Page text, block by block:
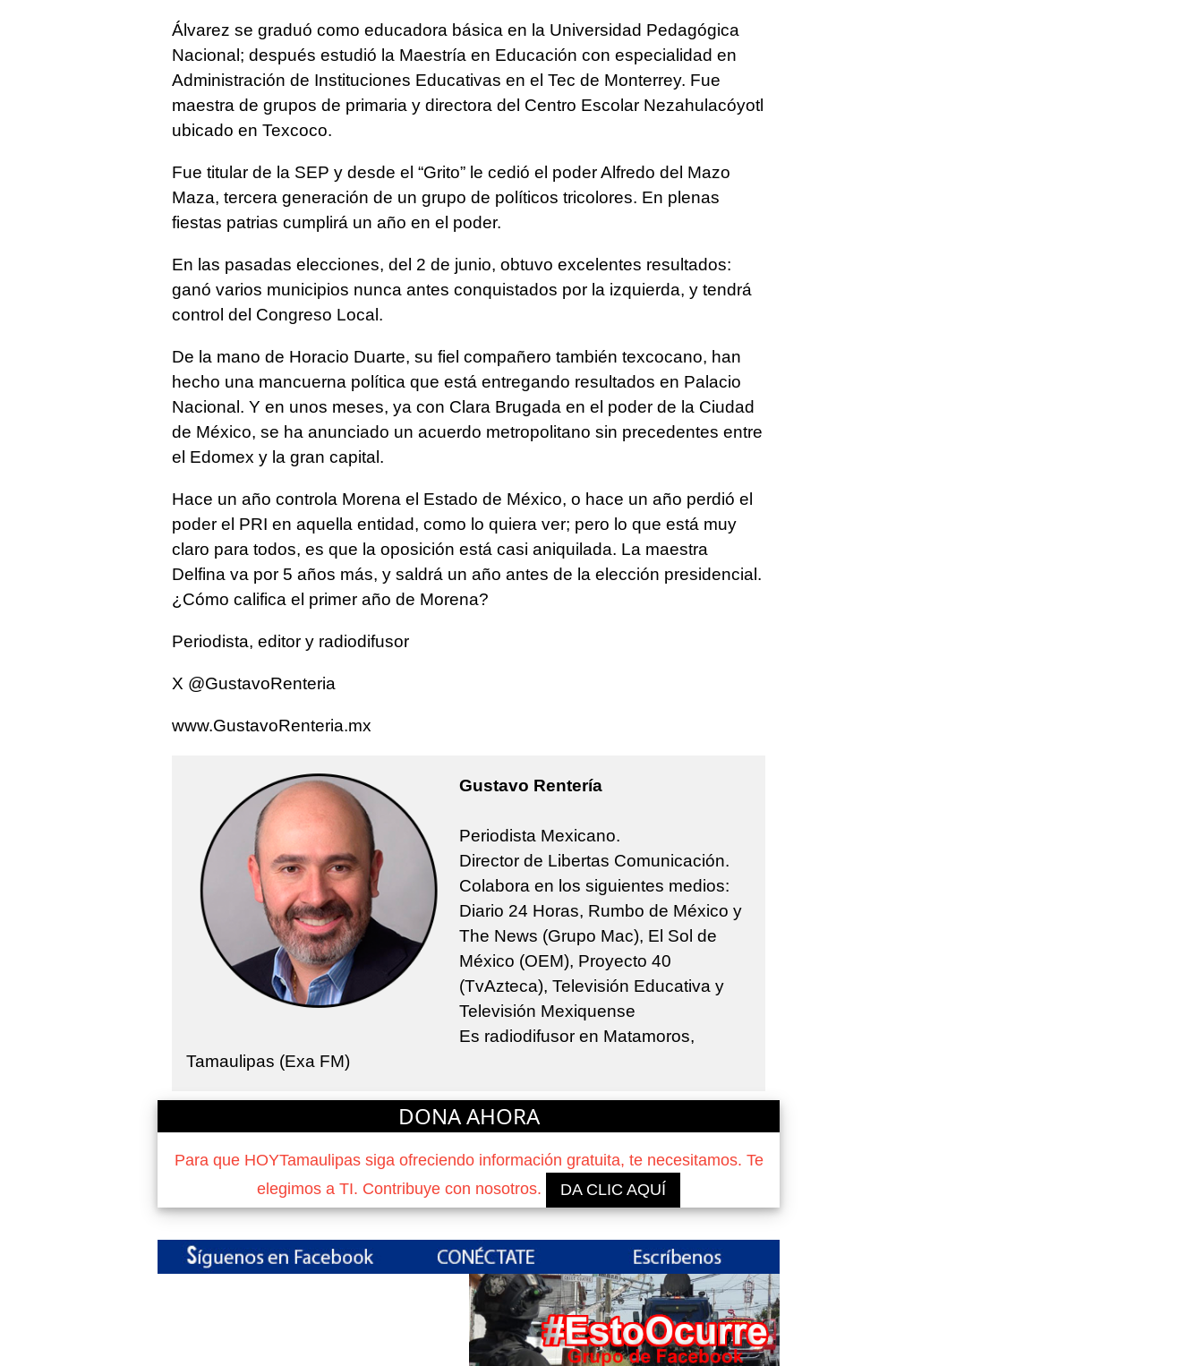
Álvarez se graduó como educadora básica en la Universidad Pedagógica
Nacional; después estudió la Maestría en Educación con especialidad en
Administración de Instituciones Educativas en el Tec de Monterrey. Fue
maestra de grupos de primaria y directora del Centro Escolar Nezahulacóyotl
ubicado en Texcoco.
Fue titular de la SEP y desde el “Grito” le cedió el poder Alfredo del Mazo
Maza, tercera generación de un grupo de políticos tricolores. En plenas
fiestas patrias cumplirá un año en el poder.
En las pasadas elecciones, del 2 de junio, obtuvo excelentes resultados:
ganó varios municipios nunca antes conquistados por la izquierda, y tendrá
control del Congreso Local.
De la mano de Horacio Duarte, su fiel compañero también texcocano, han
hecho una mancuerna política que está entregando resultados en Palacio
Nacional. Y en unos meses, ya con Clara Brugada en el poder de la Ciudad
de México, se ha anunciado un acuerdo metropolitano sin precedentes entre
el Edomex y la gran capital.
Hace un año controla Morena el Estado de México, o hace un año perdió el
poder el PRI en aquella entidad, como lo quiera ver; pero lo que está muy
claro para todos, es que la oposición está casi aniquilada. La maestra
Delfina va por 5 años más, y saldrá un año antes de la elección presidencial.
¿Cómo califica el primer año de Morena?
Periodista, editor y radiodifusor
X @GustavoRenteria
www.GustavoRenteria.mx
Gustavo Rentería
Periodista Mexicano.
Director de Libertas Comunicación.
Colabora en los siguientes medios:
Diario 24 Horas, Rumbo de México y
The News (Grupo Mac), El Sol de
México (OEM), Proyecto 40
(TvAzteca), Televisión Educativa y
Televisión Mexiquense
Es radiodifusor en Matamoros,
Tamaulipas (Exa FM)
DONA AHORA
Para que HOYTamaulipas siga ofreciendo información gratuita, te necesitamos. Te
elegimos a TI. Contribuye con nosotros.
DA CLIC AQUÍ